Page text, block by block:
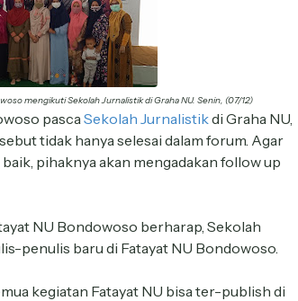
mengikuti Sekolah Jurnalistik di Graha NU. Senin, (07/12)
pascaSekolah Jurnalistikdi Graha NU,
tidak hanya selesai dalam forum. Agar
pihaknya akan mengadakan follow up
NU Bondowoso berharap, Sekolah
penulis baru di Fatayat NU Bondowoso.
kegiatan Fatayat NU bisa ter-publish di